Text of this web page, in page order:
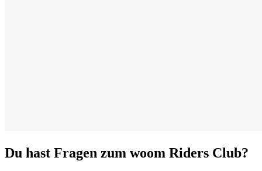
Du hast Fragen zum woom Riders Club?